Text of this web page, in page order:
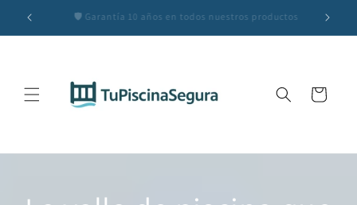
Skip to
content
💬 ¿Dudas? Escríbenos por WhatsApp al 685 403 850
Cart